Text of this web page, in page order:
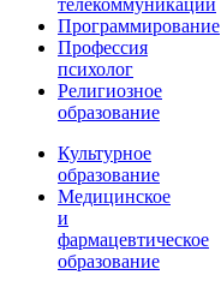
Программирование
Профессия
психолог
Религиозное
образование
Культурное
образование
Медицинское
и
фармацевтическое
образование